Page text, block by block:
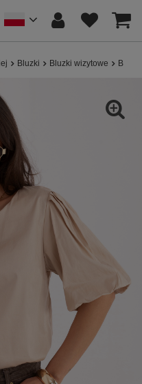
Bluzki Bluzki wizytowe